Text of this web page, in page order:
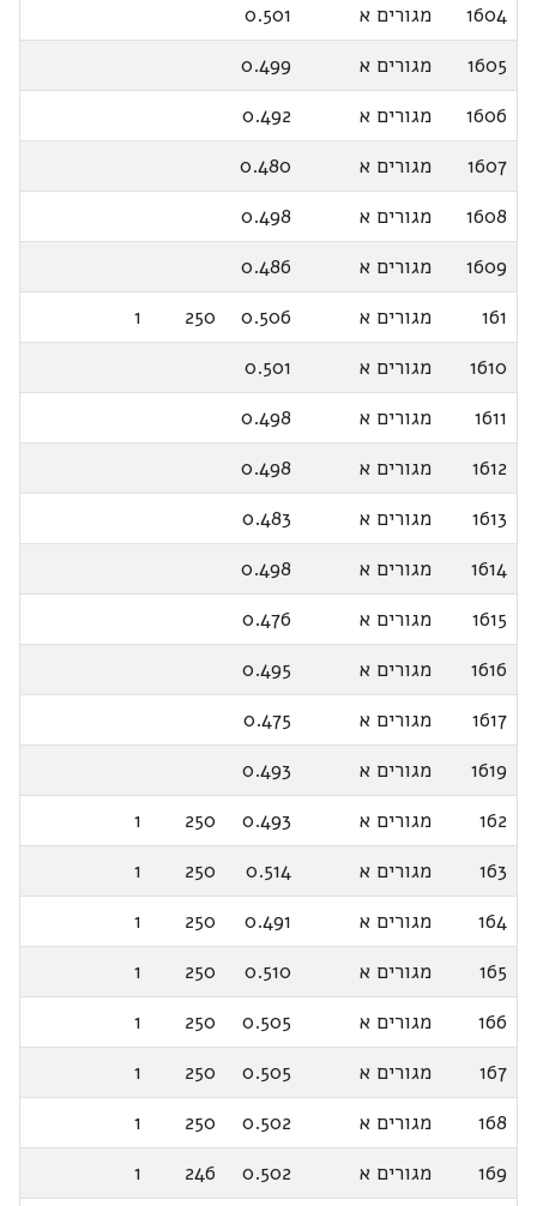
1604
מגורים א
0.501
1605
מגורים א
0.499
1606
מגורים א
0.492
1607
מגורים א
0.480
1608
מגורים א
0.498
1609
מגורים א
0.486
161
מגורים א 0.506
250
1
1610
מגורים א
0.501
1611
מגורים א
0.498
1612
מגורים א
0.498
1613
מגורים א
0.483
1614
מגורים א
0.498
1615
מגורים א
0.476
1616
מגורים א
0.495
1617
מגורים א
0.475
1619
מגורים א
0.493
162
מגורים א 0.493
250
1
163
מגורים א 0.514
250
1
164
מגורים א 0.491
250
1
165
מגורים א 0.510
250
1
166
מגורים א 0.505
250
1
167
מגורים א 0.505
250
1
168
מגורים א 0.502
250
1
169
מגורים א 0.502
246
1